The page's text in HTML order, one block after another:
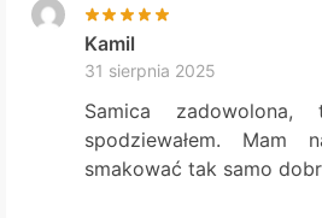
Kamil
31 sierpnia 2025
Samica
spodziewałem. Mam
smakować tak samo